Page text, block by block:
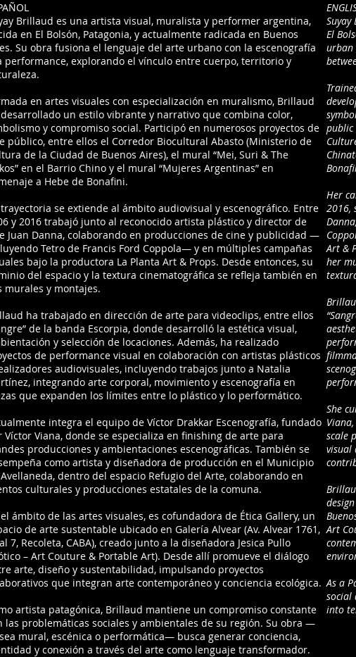
Brillaud es una artista visual, muralista y performer argentina,
en El Bolsón, Patagonia, y actualmente radicada en Buenos
Su obra fusiona el lenguaje del arte urbano con la escenografía
performance, explorando el vínculo entre cuerpo, territorio y
en artes visuales con especialización en muralismo, Brillaud
un estilo vibrante y narrativo que combina color,
y compromiso social. Participó en numerosos proyectos de
público, entre ellos el Corredor Biocultural Abasto (Ministerio de
de la Ciudad de Buenos Aires), el mural “Mei, Suri & The
en el Barrio Chino y el mural “Mujeres Argentinas” en
a Hebe de Bonafini.
se extiende al ámbito audiovisual y escenográfico. Entre
y 2016 trabajó junto al reconocido artista plástico y director de
Juan Danna, colaborando en producciones de cine y publicidad —
Tetro de Francis Ford Coppola— y en múltiples campañas
bajo la productora La Planta Art & Props. Desde entonces, su
del espacio y la textura cinematográfica se refleja también en
murales y montajes.
ha trabajado en dirección de arte para videoclips, entre ellos
de la banda Escorpia, donde desarrolló la estética visual,
y selección de locaciones. Además, ha realizado
de performance visual en colaboración con artistas plásticos
audiovisuales, incluyendo trabajos junto a Natalia
integrando arte corporal, movimiento y escenografía en
que expanden los límites entre lo plástico y lo performático.
integra el equipo de Víctor Drakkar Escenografía, fundado
Víctor Viana, donde se especializa en finishing de arte para
producciones y ambientaciones escenográficas. También se
como artista y diseñadora de producción en el Municipio
dentro del espacio Refugio del Arte, colaborando en
culturales y producciones estatales de la comuna.
ámbito de las artes visuales, es cofundadora de Ética Gallery, un
de arte sustentable ubicado en Galería Alvear (Av. Alvear 1761,
7, Recoleta, CABA), creado junto a la diseñadora Jesica Pullo
– Art Couture & Portable Art). Desde allí promueve el diálogo
arte, diseño y sustentabilidad, impulsando proyectos
que integran arte contemporáneo y conciencia ecológica.
artista patagónica, Brillaud mantiene un compromiso constante
las problemáticas sociales y ambientales de su región. Su obra —
mural, escénica o performática— busca generar conciencia,
y conexión a través del arte como lenguaje transformador.
El
urban
public
Her
2016,
Art &
her
She
scale
visual
Art
As a
social
into